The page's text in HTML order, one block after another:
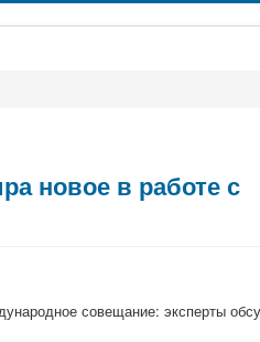
новое в работе с
совещание: эксперты